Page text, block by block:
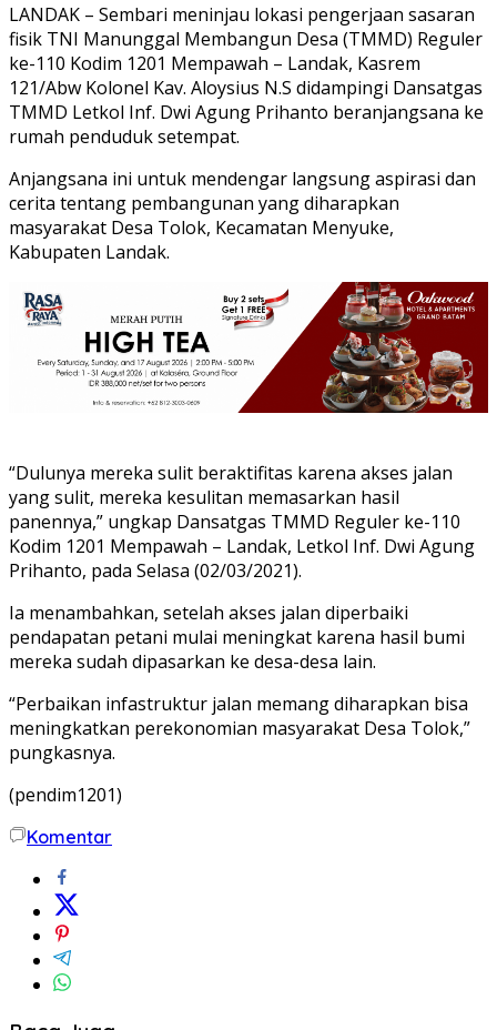
LANDAK – Sembari meninjau lokasi pengerjaan sasaran
fisik TNI Manunggal Membangun Desa (TMMD) Reguler
ke-110 Kodim 1201 Mempawah – Landak, Kasrem
121/Abw Kolonel Kav. Aloysius N.S didampingi Dansatgas
TMMD Letkol Inf. Dwi Agung Prihanto beranjangsana ke
rumah penduduk setempat.
Anjangsana ini untuk mendengar langsung aspirasi dan
cerita tentang pembangunan yang diharapkan
masyarakat Desa Tolok, Kecamatan Menyuke,
Kabupaten Landak.
“Dulunya mereka sulit beraktifitas karena akses jalan
yang sulit, mereka kesulitan memasarkan hasil
panennya,” ungkap Dansatgas TMMD Reguler ke-110
Kodim 1201 Mempawah – Landak, Letkol Inf. Dwi Agung
Prihanto, pada Selasa (02/03/2021).
Ia menambahkan, setelah akses jalan diperbaiki
pendapatan petani mulai meningkat karena hasil bumi
mereka sudah dipasarkan ke desa-desa lain.
“Perbaikan infastruktur jalan memang diharapkan bisa
meningkatkan perekonomian masyarakat Desa Tolok,”
pungkasnya.
(pendim1201)
Komentar